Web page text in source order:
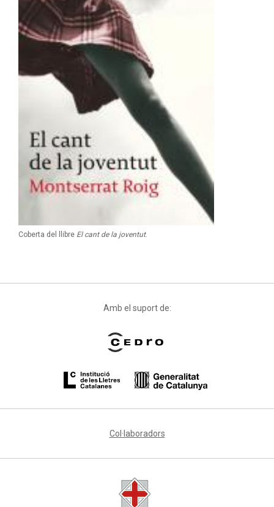
Coberta del llibre El cant de la joventut.
Amb el suport de:
Col·laboradors